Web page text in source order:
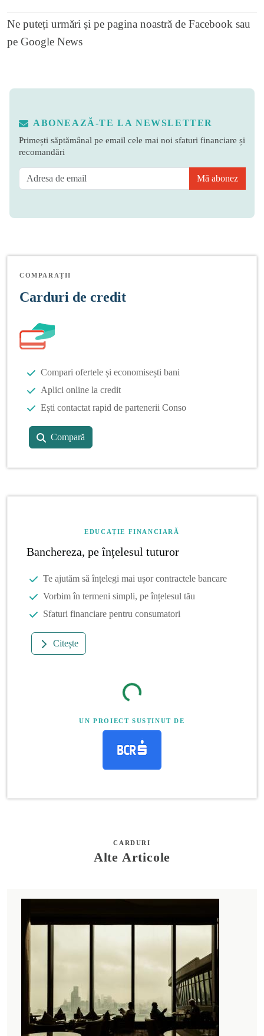
Ne puteți urmări și pe pagina noastră de Facebook sau
pe Google News
ABONEAZĂ-TE LA NEWSLETTER
Primești săptămânal pe email cele mai noi sfaturi financiare și
recomandări
Mă abonez
COMPARAȚII
Carduri de credit
Compari ofertele și economisești bani
Aplici online la credit
Ești contactat rapid de partenerii Conso
Compară
EDUCAȚIE FINANCIARĂ
Banchereza, pe înțelesul tuturor
Te ajutăm să înțelegi mai ușor contractele bancare
Vorbim în termeni simpli, pe înțelesul tău
Sfaturi financiare pentru consumatori
Citește
UN PROIECT SUSȚINUT DE
CARDURI
Alte Articole